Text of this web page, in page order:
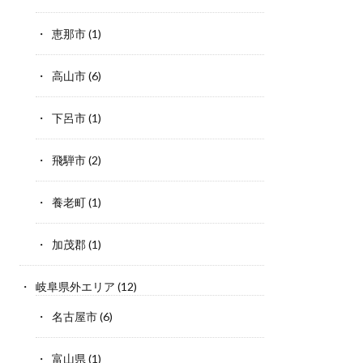
恵那市(1)
高山市(6)
下呂市(1)
飛騨市(2)
養老町(1)
加茂郡(1)
岐阜県外エリア (12)
名古屋市(6)
富山県 (1)